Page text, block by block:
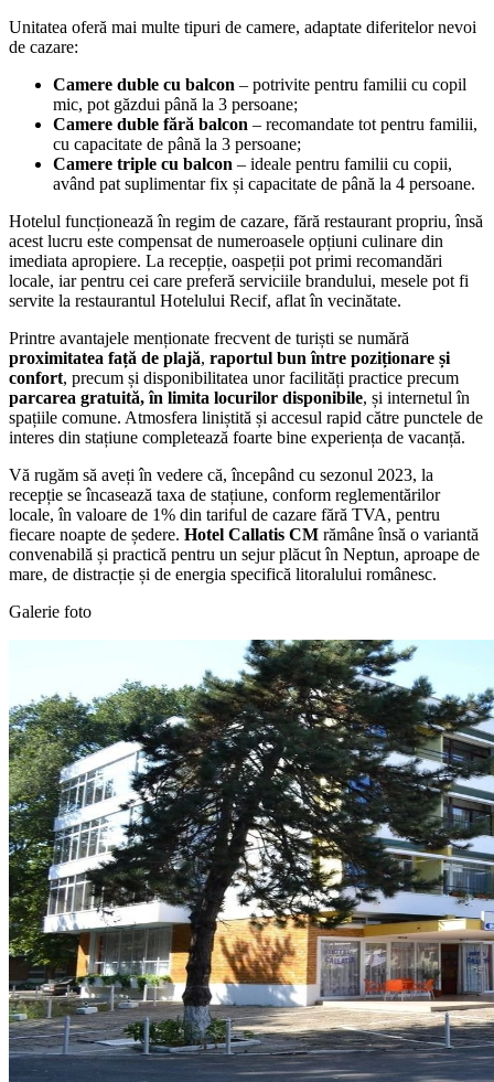
Unitatea oferă mai multe tipuri de camere, adaptate diferitelor nevoi
de cazare:
Camere duble cu balcon – potrivite pentru familii cu copil
mic, pot găzdui până la 3 persoane;
Camere duble fără balcon – recomandate tot pentru familii,
cu capacitate de până la 3 persoane;
Camere triple cu balcon – ideale pentru familii cu copii,
având pat suplimentar fix și capacitate de până la 4 persoane.
Hotelul funcționează în regim de cazare, fără restaurant propriu, însă
acest lucru este compensat de numeroasele opțiuni culinare din
imediata apropiere. La recepție, oaspeții pot primi recomandări
locale, iar pentru cei care preferă serviciile brandului, mesele pot fi
servite la restaurantul Hotelului Recif, aflat în vecinătate.
Printre avantajele menționate frecvent de turiști se numără
proximitatea față de plajă, raportul bun între poziționare și
confort, precum și disponibilitatea unor facilități practice precum
parcarea gratuită, în limita locurilor disponibile, și internetul în
spațiile comune. Atmosfera liniștită și accesul rapid către punctele de
interes din stațiune completează foarte bine experiența de vacanță.
Vă rugăm să aveți în vedere că, începând cu sezonul 2023, la
recepție se încasează taxa de stațiune, conform reglementărilor
locale, în valoare de 1% din tariful de cazare fără TVA, pentru
fiecare noapte de ședere. Hotel Callatis CM rămâne însă o variantă
convenabilă și practică pentru un sejur plăcut în Neptun, aproape de
mare, de distracție și de energia specifică litoralului românesc.
Galerie foto